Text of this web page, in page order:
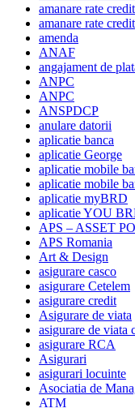
amanare rate credit
amanare rate credit
amenda
ANAF
angajament de
ANPC
ANPC
ANSPDCP
anulare datorii
aplicatie banca
aplicatie George
aplicatie mobile
aplicatie mobile
aplicatie myBRD
aplicatie YOU
APS – ASSET
APS Romania
Art & Design
asigurare casco
asigurare Cetelem
asigurare credit
Asigurare de viata
asigurare de viata
asigurare RCA
Asigurari
asigurari locuinte
Asociatia de
ATM